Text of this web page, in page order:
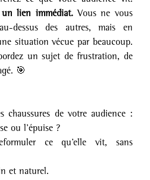
un lien immédiat. Vous ne vous
dessus des autres, mais en
situation vécue par beaucoup.
un sujet de frustration, de
🎯
chaussures de votre audience :
ou l’épuise ?
ce qu’elle vit, sans
et naturel.